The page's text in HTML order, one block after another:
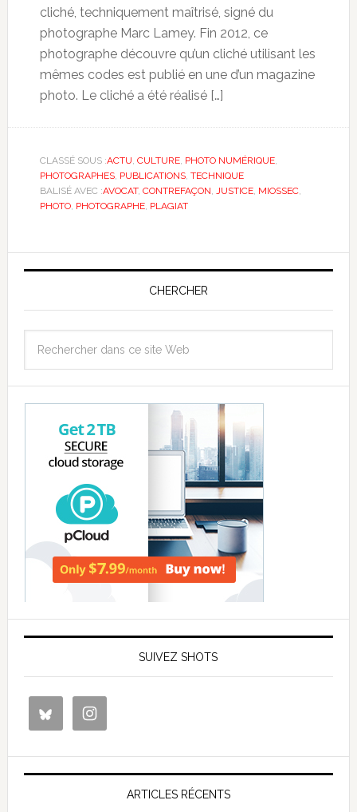
cliché, techniquement maîtrisé, signé du
photographe Marc Lamey. Fin 2012, ce
photographe découvre qu’un cliché utilisant les
mêmes codes est publié en une d’un magazine
photo. Le cliché a été réalisé […]
CLASSÉ SOUS :ACTU CULTURE, PHOTO NUMÉRIQUE,
PHOTOGRAPHES, PUBLICATIONS, TECHNIQUE
BALISÉ AVEC :AVOCAT, CONTREFAÇON JUSTICE, MIOSSEC,
PHOTO, PHOTOGRAPHE, PLAGIAT
CHERCHER
SUIVEZ SHOTS
ARTICLES RÉCENTS